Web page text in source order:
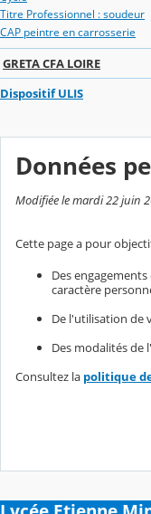
Titre Professionnel : soudeur
CAP peintre en carrosserie
GRETA CFA LOIRE
Dispositif ULIS
Données
Modifiée le mardi 22 juin
Cette page a pour
Des
caractère
De l'utilisation de
Des modalités de
Consultez la politique